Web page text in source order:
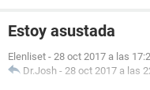
Estoy asustada
Elenliset - 28 oct 2017 a las
Dr.Josh - 28 oct 2017 a las